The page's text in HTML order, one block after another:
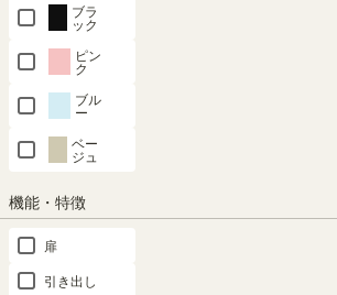
ブラ
ック
ピン
ク
ブル
ー
ベー
ジュ
機能・特徴
扉
引き出し
予定日:---
※在庫状況、実際の詳細な住所により変動する場合が
※正確なお届け予定日はご注文手続き画面にてご確認
在庫あり
カートに入れる
クーポンは注文手続き画面にてご利用